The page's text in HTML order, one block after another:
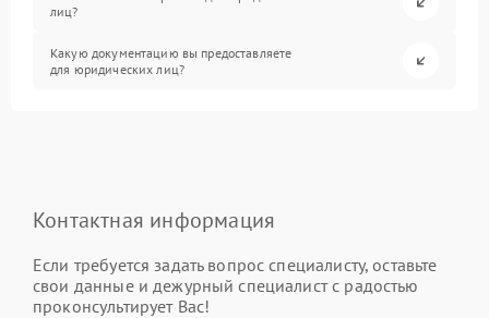
лиц?
Какую документацию вы предоставляете
для юридических лиц?
Контактная информация
Если требуется задать вопрос специалисту, оставьте
свои данные и дежурный специалист с радостью
проконсультирует Вас!